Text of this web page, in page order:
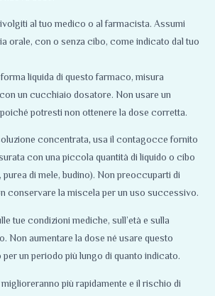
al tuo medico o al farmacista. Assumi
orale, con o senza cibo, come indicato dal tuo
liquida di questo farmaco, misura
un cucchiaio dosatore. Non usare un
potresti non ottenere la dose corretta.
concentrata, usa il contagocce fornito
con una piccola quantità di liquido o cibo
di mele, budino). Non preoccuparti di
conservare la miscela per un uso successivo.
tue condizioni mediche, sull’età e sulla
Non aumentare la dose né usare questo
un periodo più lungo di quanto indicato.
più rapidamente e il rischio di